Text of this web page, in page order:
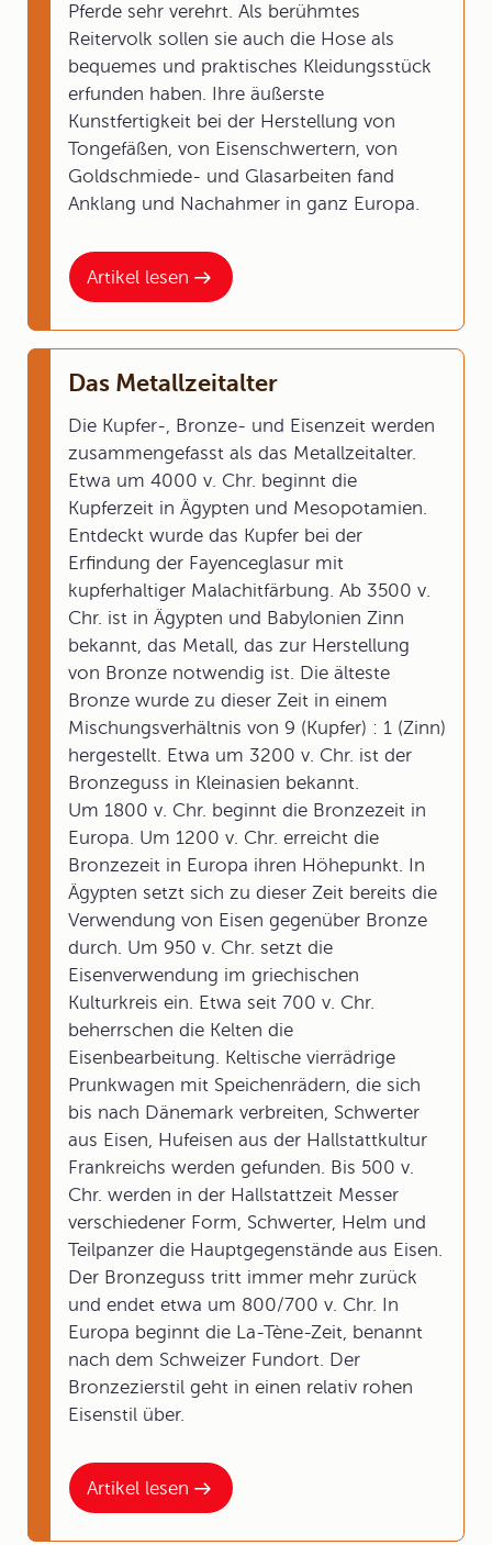
Artikel lesen
Pferde sehr verehrt. Als berühmtes
Reitervolk sollen sie auch die Hose als
bequemes und praktisches Kleidungsstück
erfunden haben. Ihre äußerste
Kunstfertigkeit bei der Herstellung von
Tongefäßen, von Eisenschwertern, von
Goldschmiede- und Glasarbeiten fand
Anklang und Nachahmer in ganz Europa.
Artikel lesen
Das Metallzeitalter
Die Kupfer-, Bronze- und Eisenzeit werden
zusammengefasst als das Metallzeitalter.
Etwa um 4000 v. Chr. beginnt die
Kupferzeit in Ägypten und Mesopotamien.
Entdeckt wurde das Kupfer bei der
Erfindung der Fayenceglasur mit
kupferhaltiger Malachitfärbung. Ab 3500 v.
Chr. ist in Ägypten und Babylonien Zinn
bekannt, das Metall, das zur Herstellung
von Bronze notwendig ist. Die älteste
Bronze wurde zu dieser Zeit in einem
Mischungsverhältnis von 9 (Kupfer) : 1 (Zinn)
hergestellt. Etwa um 3200 v. Chr. ist der
Bronzeguss in Kleinasien bekannt.
Um 1800 v. Chr. beginnt die Bronzezeit in
Europa. Um 1200 v. Chr. erreicht die
Bronzezeit in Europa ihren Höhepunkt. In
Ägypten setzt sich zu dieser Zeit bereits die
Verwendung von Eisen gegenüber Bronze
durch. Um 950 v. Chr. setzt die
Eisenverwendung im griechischen
Kulturkreis ein. Etwa seit 700 v. Chr.
beherrschen die Kelten die
Eisenbearbeitung. Keltische vierrädrige
Prunkwagen mit Speichenrädern, die sich
bis nach Dänemark verbreiten, Schwerter
aus Eisen, Hufeisen aus der Hallstattkultur
Frankreichs werden gefunden. Bis 500 v.
Chr. werden in der Hallstattzeit Messer
verschiedener Form, Schwerter, Helm und
Teilpanzer die Hauptgegenstände aus Eisen.
Der Bronzeguss tritt immer mehr zurück
und endet etwa um 800/700 v. Chr. In
Europa beginnt die La-Tène-Zeit, benannt
nach dem Schweizer Fundort. Der
Bronzezierstil geht in einen relativ rohen
Eisenstil über.